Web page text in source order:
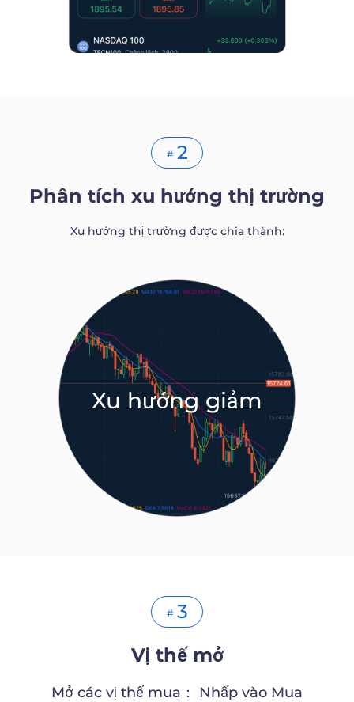
# 2
Phân tích xu hướng thị trường
Xu hướng thị trường được chia thành:
Xu hướng giảm
# 3
Vị thế mở
Mở các vị thế mua： Nhấp vào Mua